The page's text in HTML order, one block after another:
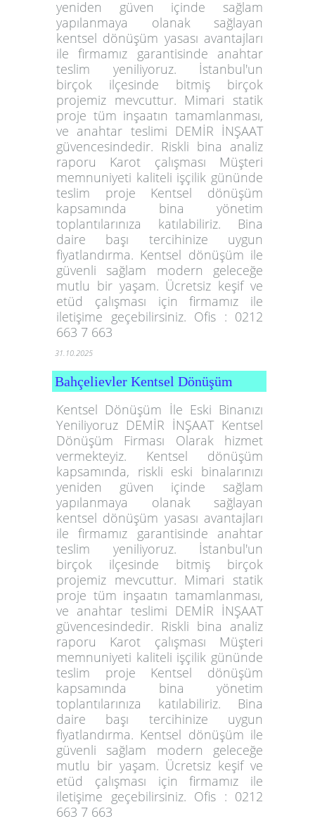
yeniden güven içinde sağlam
yapılanmaya olanak sağlayan
kentsel dönüşüm yasası avantajları
ile firmamız garantisinde anahtar
teslim yeniliyoruz. İstanbul'un
birçok ilçesinde bitmiş birçok
projemiz mevcuttur. Mimari statik
proje tüm inşaatın tamamlanması,
ve anahtar teslimi DEMİR İNŞAAT
güvencesindedir. Riskli bina analiz
raporu Karot çalışması Müşteri
memnuniyeti kaliteli işçilik gününde
teslim proje Kentsel dönüşüm
kapsamında bina yönetim
toplantılarınıza katılabiliriz. Bina
daire başı tercihinize uygun
fiyatlandırma. Kentsel dönüşüm ile
güvenli sağlam modern geleceğe
mutlu bir yaşam. Ücretsiz keşif ve
etüd çalışması için firmamız ile
iletişime geçebilirsiniz. Ofis : 0212
663 7 663
31.10.2025
Bahçelievler Kentsel Dönüşüm
Kentsel Dönüşüm İle Eski Binanızı
Yeniliyoruz DEMİR İNŞAAT Kentsel
Dönüşüm Firması Olarak hizmet
vermekteyiz. Kentsel dönüşüm
kapsamında, riskli eski binalarınızı
yeniden güven içinde sağlam
yapılanmaya olanak sağlayan
kentsel dönüşüm yasası avantajları
ile firmamız garantisinde anahtar
teslim yeniliyoruz. İstanbul'un
birçok ilçesinde bitmiş birçok
projemiz mevcuttur. Mimari statik
proje tüm inşaatın tamamlanması,
ve anahtar teslimi DEMİR İNŞAAT
güvencesindedir. Riskli bina analiz
raporu Karot çalışması Müşteri
memnuniyeti kaliteli işçilik gününde
teslim proje Kentsel dönüşüm
kapsamında bina yönetim
toplantılarınıza katılabiliriz. Bina
daire başı tercihinize uygun
fiyatlandırma. Kentsel dönüşüm ile
güvenli sağlam modern geleceğe
mutlu bir yaşam. Ücretsiz keşif ve
etüd çalışması için firmamız ile
iletişime geçebilirsiniz. Ofis : 0212
663 7 663